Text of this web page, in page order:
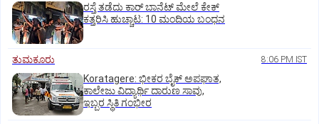
ರಸ್ತೆ ತಡೆದು ಕಾರ್ ಬಾನೆಟ್ ಮೇಲೆ ಕೇಕ್
ಕತ್ತರಿಸಿ ಹುಚ್ಚಾಟ: 10 ಮಂದಿಯ ಬಂಧನ
ತುಮಕೂರು 8:06 PM IST
Koratagere: ಭೀಕರ ಬೈಕ್ ಅಪಘಾತ,
ಕಾಲೇಜು ವಿದ್ಯಾರ್ಥಿ ದಾರುಣ ಸಾವು,
ಇಬ್ಬರ ಸ್ಥಿತಿ ಗಂಭೀರ